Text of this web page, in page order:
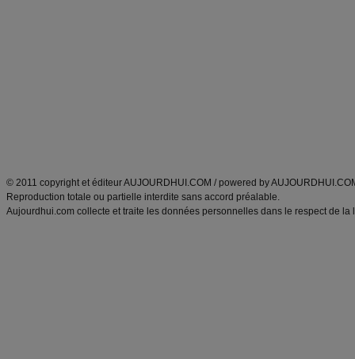
© 2011 copyright et éditeur AUJOURDHUI.COM / powered by
Reproduction totale ou partielle interdite sans accord préalable.
Aujourdhui.com collecte et traite les données personnelles dans le respect de